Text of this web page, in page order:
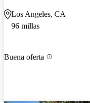
Los Angeles, CA
96 millas
Buena oferta